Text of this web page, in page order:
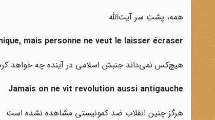
همه، پشتِ سر آیت‌الله
mais personne ne veut le laisser écraser
هیچ‌کس نمی‌داند جنبش اسلامی در آینده چه خواهد
Jamais on ne vit revolution aussi antigauche
هرگز چنین انقلاب ضد کمونیستی مشاهده نشده است